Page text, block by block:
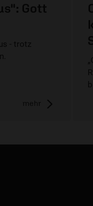
Gott
- trotz
mehr